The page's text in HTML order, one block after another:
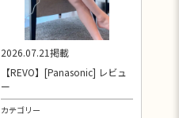
2026.07.21掲載
【REVO】[Panasonic] レビュ
ー
カテゴリー